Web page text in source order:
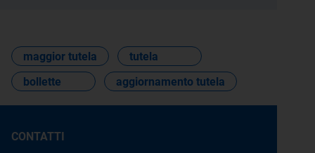
maggior tutela
tutela
bollette
aggiornamento tutela
CONTATTI